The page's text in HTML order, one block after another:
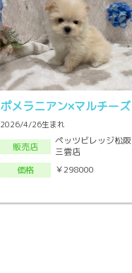
ポメラニアン×マルチーズ
2026/4/26生まれ
販売店
ペッツビレッジ松阪
三雲店
価格
￥298000